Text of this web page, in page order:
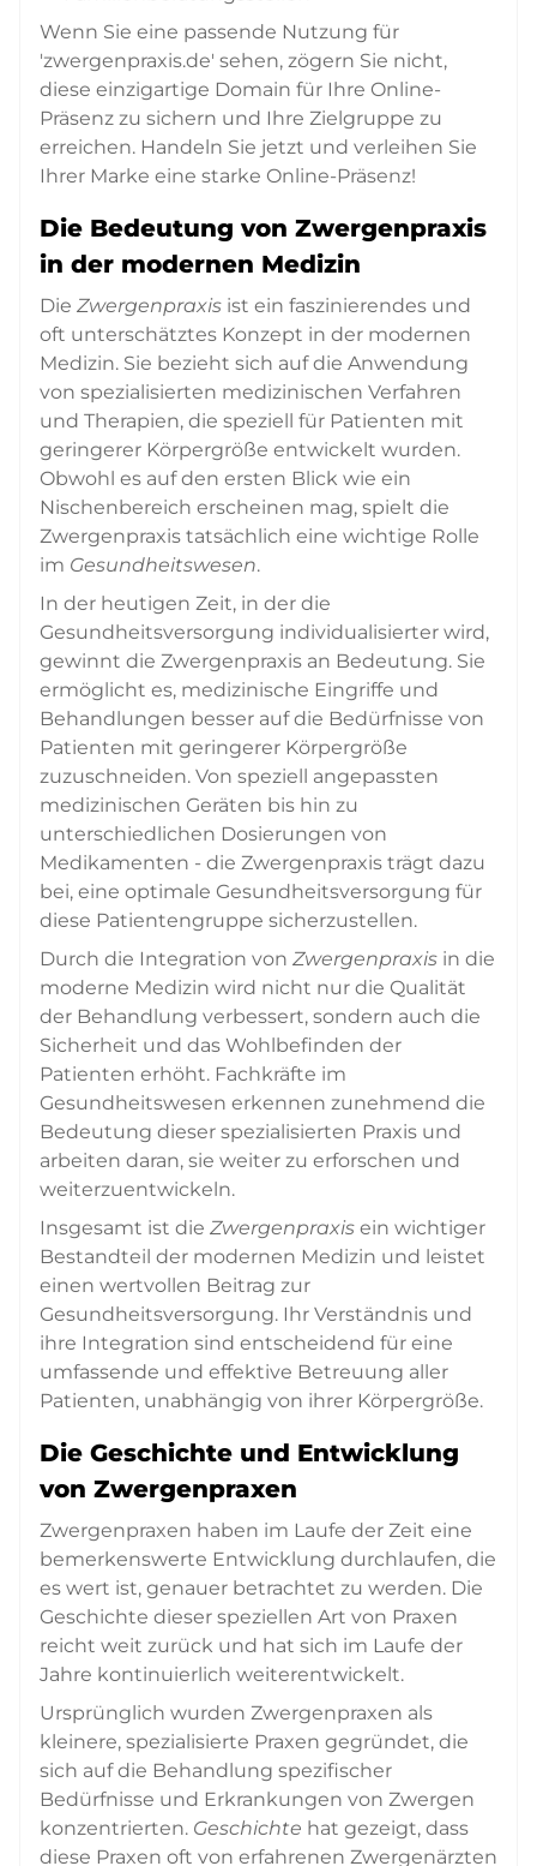
Wenn Sie eine passende Nutzung für
'zwergenpraxis.de' sehen, zögern Sie nicht,
diese einzigartige Domain für Ihre Online-
Präsenz zu sichern und Ihre Zielgruppe zu
erreichen. Handeln Sie jetzt und verleihen Sie
Ihrer Marke eine starke Online-Präsenz!
Die Bedeutung von Zwergenpraxis
in der modernen Medizin
Die Zwergenpraxis ist ein faszinierendes und
oft unterschätztes Konzept in der modernen
Medizin. Sie bezieht sich auf die Anwendung
von spezialisierten medizinischen Verfahren
und Therapien, die speziell für Patienten mit
geringerer Körpergröße entwickelt wurden.
Obwohl es auf den ersten Blick wie ein
Nischenbereich erscheinen mag, spielt die
Zwergenpraxis tatsächlich eine wichtige Rolle
im Gesundheitswesen.
In der heutigen Zeit, in der die
Gesundheitsversorgung individualisierter wird,
gewinnt die Zwergenpraxis an Bedeutung. Sie
ermöglicht es, medizinische Eingriffe und
Behandlungen besser auf die Bedürfnisse von
Patienten mit geringerer Körpergröße
zuzuschneiden. Von speziell angepassten
medizinischen Geräten bis hin zu
unterschiedlichen Dosierungen von
Medikamenten - die Zwergenpraxis trägt dazu
bei, eine optimale Gesundheitsversorgung für
diese Patientengruppe sicherzustellen.
Durch die Integration von Zwergenpraxis in die
moderne Medizin wird nicht nur die Qualität
der Behandlung verbessert, sondern auch die
Sicherheit und das Wohlbefinden der
Patienten erhöht. Fachkräfte im
Gesundheitswesen erkennen zunehmend die
Bedeutung dieser spezialisierten Praxis und
arbeiten daran, sie weiter zu erforschen und
weiterzuentwickeln.
Insgesamt ist die Zwergenpraxis ein wichtiger
Bestandteil der modernen Medizin und leistet
einen wertvollen Beitrag zur
Gesundheitsversorgung. Ihr Verständnis und
ihre Integration sind entscheidend für eine
umfassende und effektive Betreuung aller
Patienten, unabhängig von ihrer Körpergröße.
Die Geschichte und Entwicklung
von Zwergenpraxen
Zwergenpraxen haben im Laufe der Zeit eine
bemerkenswerte Entwicklung durchlaufen, die
es wert ist, genauer betrachtet zu werden. Die
Geschichte dieser speziellen Art von Praxen
reicht weit zurück und hat sich im Laufe der
Jahre kontinuierlich weiterentwickelt.
Ursprünglich wurden Zwergenpraxen als
kleinere, spezialisierte Praxen gegründet, die
sich auf die Behandlung spezifischer
Bedürfnisse und Erkrankungen von Zwergen
konzentrierten. Geschichte hat gezeigt, dass
diese Praxen oft von erfahrenen Zwergenärzten